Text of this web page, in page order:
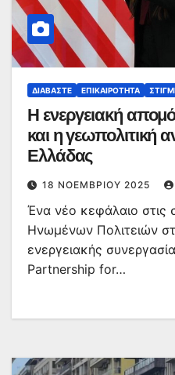
ΔΙΑΒΆΣΤΕ ΕΠΙΚΑΙΡΌΤΗΤΑ
Η ενεργειακή
και η γεωπολιτική
Ελλάδας
18 ΝΟΕΜΒΡΊΟΥ 2025
Ένα νέο κεφάλαιο στις
Ηνωμένων Πολιτειών
ενεργειακής
Partnership for…